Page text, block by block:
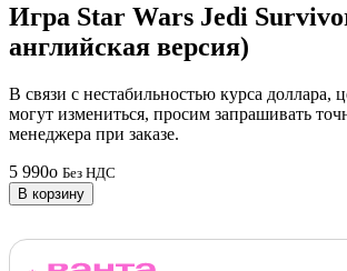
Игра Star Wars Jedi
английская версия)
В связи с нестабильностью курса доллара,
могут измениться, просим запрашивать
менеджера при заказе.
5 990o Без НДС
В корзину